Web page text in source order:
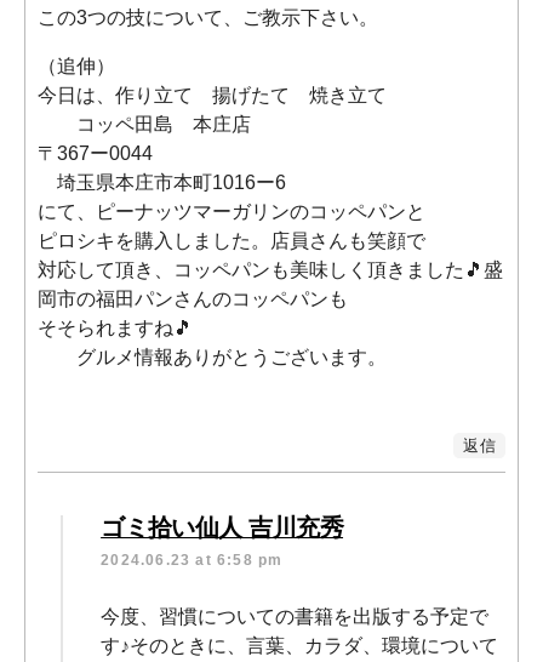
この3つの技について、ご教示下さい。
（追伸）
今日は、作り立て 揚げたて 焼き立て
コッペ田島 本庄店
〒367ー0044
埼玉県本庄市本町1016ー6
にて、ピーナッツマーガリンのコッペパンと
ピロシキを購入しました。店員さんも笑顔で
対応して頂き、コッペパンも美味しく頂きました🎵盛
岡市の福田パンさんのコッペパンも
そそられますね🎵
グルメ情報ありがとうございます。
返信
ゴミ拾い仙人 吉川充秀
2024.06.23 at 6:58 pm
今度、習慣についての書籍を出版する予定で
す♪そのときに、言葉、カラダ、環境について